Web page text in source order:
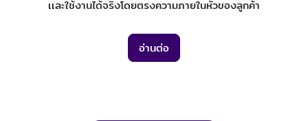
เเละใช้งานได้จริงโดยตรงความภายในหัวของลูกค้า
อ่านต่อ